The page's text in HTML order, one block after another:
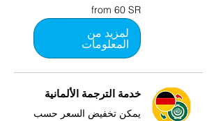
from
60
SR
from 60 SR
لمزيد من
المعلومات
خدمة الترجمة الألمانية
يمكن تخفيض السعر حسب